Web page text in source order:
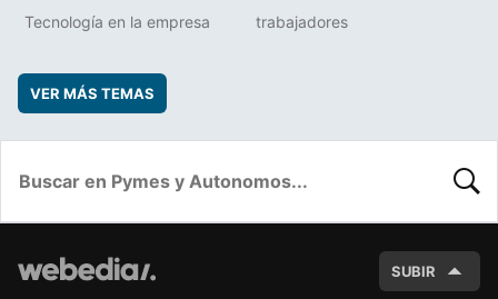
Tecnología en la empresa trabajadores
VER MÁS TEMAS
SUBIR